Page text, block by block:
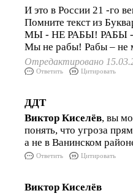
И это в России 21 -го
Помните текст из
МЫ - НЕ РАБЫ! РАБЫ
Мы не рабы! Рабы – не
Отредактировано
Ответить Цитировать
ДДТ
Виктор Киселёв, вы
понять, что угроза
а не в Ванинском
Ответить Цитировать
Виктор Киселёв